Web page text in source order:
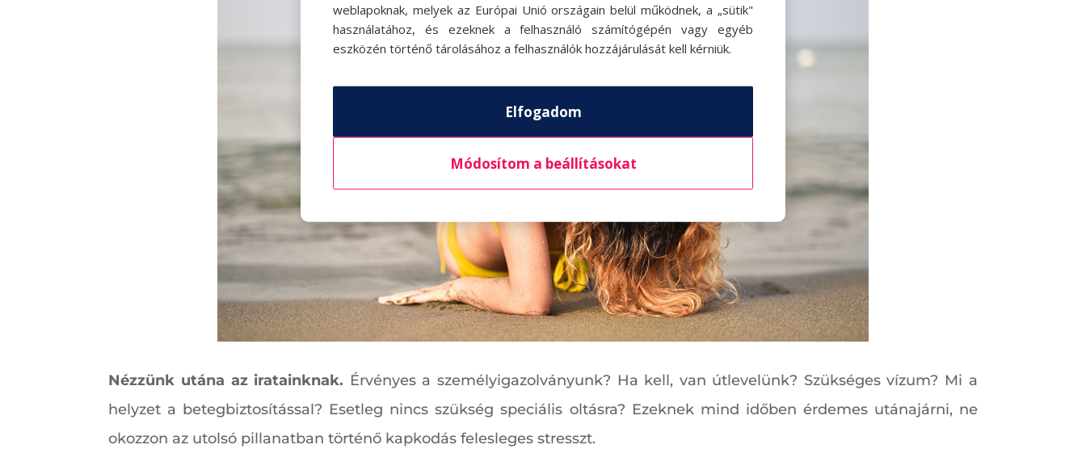
Nézzünk utána az iratainknak. Érvényes a személyigazolványunk? Ha kell, van útlevelünk? Szükséges vízum? Mi a
helyzet a betegbiztosítással? Esetleg nincs szükség speciális oltásra? Ezeknek mind időben érdemes utánajárni, ne
okozzon az utolsó pillanatban történő kapkodás felesleges stresszt.
weblapoknak, melyek az Európai Unió országain belül működnek, a „sütik"
használatához, és ezeknek a felhasználó számítógépén vagy egyéb
eszközén történő tárolásához a felhasználók hozzájárulását kell kérniük.
Elfogadom
Módosítom a beállításokat